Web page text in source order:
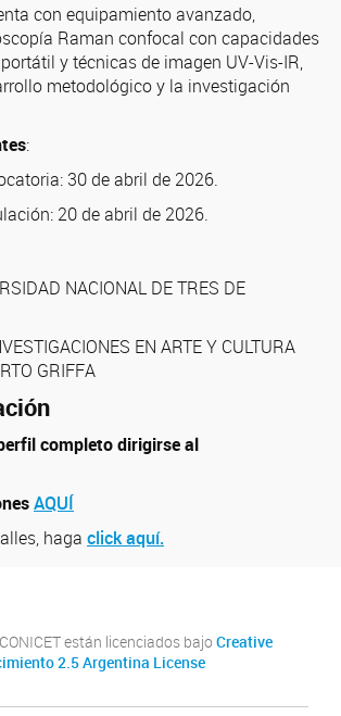
con equipamiento avanzado,
Raman confocal con capacidades
y técnicas de imagen UV-Vis-IR,
metodológico y la investigación
:
30 de abril de 2026.
20 de abril de 2026.
NACIONAL DE TRES DE
EN ARTE Y CULTURA
GRIFFA
completo dirigirse al
AQUÍ
haga click aquí.
están licenciados bajo Creative
2.5 Argentina License